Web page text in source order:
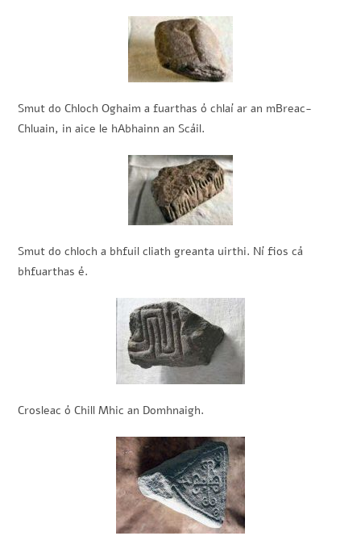
Smut do Chloch Oghaim a fuarthas ó chlaí ar an mBreac-
Chluain, in aice le hAbhainn an Scáil.
Smut do chloch a bhfuil cliath greanta uirthi. Ní fios cá
bhfuarthas é.
Crosleac ó Chill Mhic an Domhnaigh.